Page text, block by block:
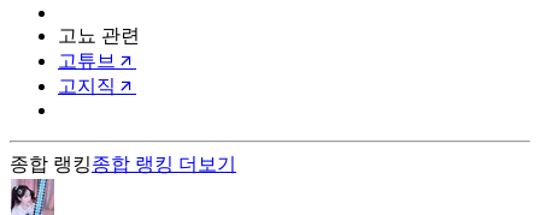
고뇨 관련
고튜브
고지직
종합 랭킹종합 랭킹 더보기